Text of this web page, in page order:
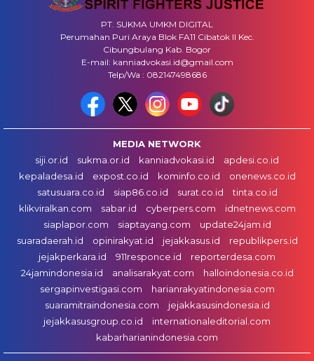
PT. SUKMA UMKM DIGITAL
Perumahan Puri Araya Blok FA11 Cibatok II Kec.
Cibungbulang Kab. Bogor
E-mail: kanniadvokasi.id@gmail.com
Telp/Wa : 082147498686
MEDIA NETWORK
siji.or.id
sukma.or.id kanniadvokasi.id
apdesi.co.id
kepaladesa.id
expost.co.id kominfo.co.id
onenews.co.id
satusuara.co.id
siap86.co.id surat.co.id
tinta.co.id
klikviralkan.com
sabar.id cyberpers.com
idnetnews.com
siaplapor.com
siaptayang.com
update24jam.id
suaradaerah.id
opinirakyat.id jejakkasus.id
republikpers.id
jejakperkara.id
911responce.id
reporterdesa.com
24jamindonesia.id
analisarakyat.com
halloindonesia.co.id
sergapinvestigasi.com
harianrakyatindonesia.com
suaramitraindonesia.com
jejakkasusindonesia.id
jejakkasusgroup.co.id
internationaleditorial.com
kabarharianindonesia.com